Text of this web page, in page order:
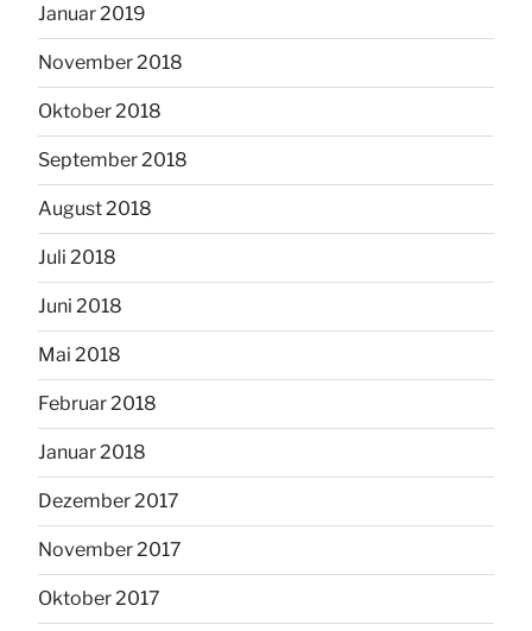
Januar 2019
November 2018
Oktober 2018
September 2018
August 2018
Juli 2018
Juni 2018
Mai 2018
Februar 2018
Januar 2018
Dezember 2017
November 2017
Oktober 2017